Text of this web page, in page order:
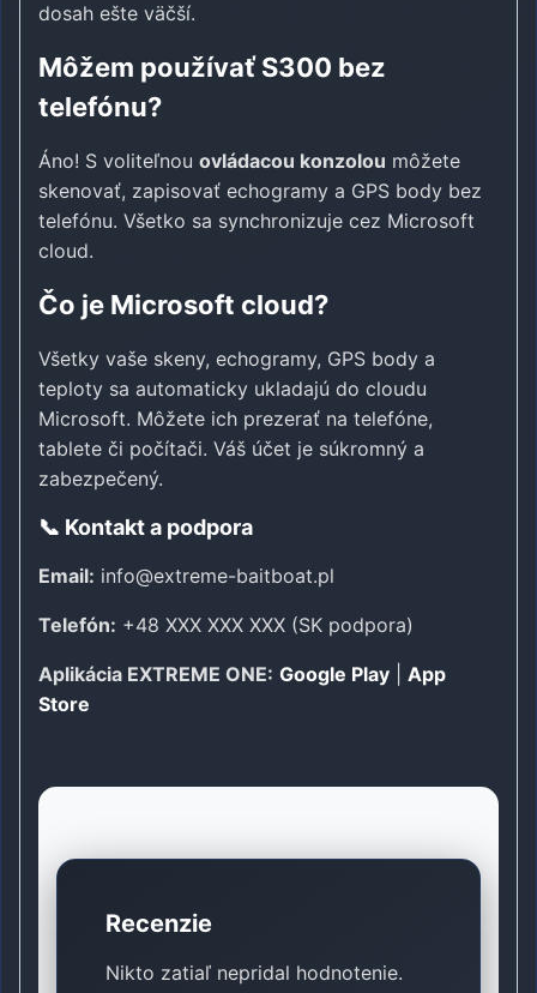
dosah ešte väčší.
Môžem používať S300 bez
telefónu?
Áno! S voliteľnou ovládacou konzolou môžete
skenovať, zapisovať echogramy a GPS body bez
telefónu. Všetko sa synchronizuje cez Microsoft
cloud.
Čo je Microsoft cloud?
Všetky vaše skeny, echogramy, GPS body a
teploty sa automaticky ukladajú do cloudu
Microsoft. Môžete ich prezerať na telefóne,
tablete či počítači. Váš účet je súkromný a
zabezpečený.
📞 Kontakt a podpora
Email: info@extreme-baitboat.pl
Telefón: +48 XXX XXX XXX (SK podpora)
Aplikácia EXTREME ONE: Google Play
App
Store
Recenzie
Nikto zatiaľ nepridal hodnotenie.